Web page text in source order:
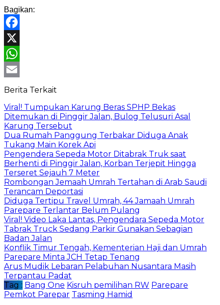
Bagikan:
Facebook
X
WhatsApp
Email
Berita Terkait
Viral! Tumpukan Karung Beras SPHP Bekas
Ditemukan di Pinggir Jalan, Bulog Telusuri Asal
Karung Tersebut
Dua Rumah Panggung Terbakar Diduga Anak
Tukang Main Korek Api
Pengendera Sepeda Motor Ditabrak Truk saat
Berhenti di Pinggir Jalan, Korban Terjepit Hingga
Terseret Sejauh 7 Meter
Rombongan Jemaah Umrah Tertahan di Arab Saudi
Terancam Deportasi
Diduga Tertipu Travel Umrah, 44 Jamaah Umrah
Parepare Terlantar Belum Pulang
Viral! Video Laka Lantas, Pengendara Sepeda Motor
Tabrak Truck Sedang Parkir Gunakan Sebagian
Badan Jalan
Konflik Timur Tengah, Kementerian Haji dan Umrah
Parepare Minta JCH Tetap Tenang
Arus Mudik Lebaran Pelabuhan Nusantara Masih
Terpantau Padat
Tag : Bang One Kisruh pemilihan RW Parepare
Pemkot Parepar Tasming Hamid